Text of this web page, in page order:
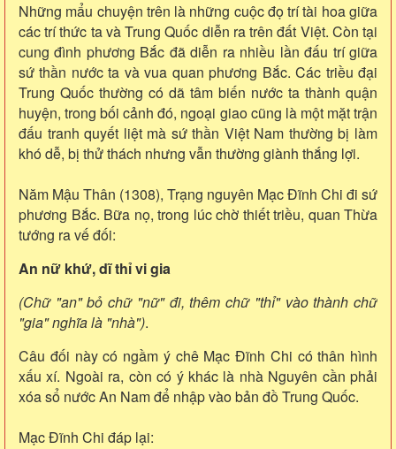
Những mẩu chuyện trên là những cuộc đọ trí tài hoa giữa
các trí thức ta và Trung Quốc diễn ra trên đất Việt. Còn tại
cung đình phương Bắc đã diễn ra nhiều lần đấu trí giữa
sứ thần nước ta và vua quan phương Bắc. Các triều đại
Trung Quốc thường có dã tâm biến nước ta thành quận
huyện, trong bối cảnh đó, ngoại giao cũng là một mặt trận
đấu tranh quyết liệt mà sứ thần Việt Nam thường bị làm
khó dễ, bị thử thách nhưng vẫn thường giành thắng lợi.
Năm Mậu Thân (1308), Trạng nguyên Mạc Đĩnh Chi đi sứ
phương Bắc. Bữa nọ, trong lúc chờ thiết triều, quan Thừa
tướng ra vế đối:
An nữ khứ, dĩ thỉ vi gia
(Chữ "an" bỏ chữ "nữ" đi, thêm chữ "thỉ" vào thành chữ
"gia" nghĩa là "nhà").
Câu đối này có ngầm ý chê Mạc Đĩnh Chi có thân hình
xấu xí. Ngoài ra, còn có ý khác là nhà Nguyên cần phải
xóa sổ nước An Nam để nhập vào bản đồ Trung Quốc.
Mạc Đĩnh Chi đáp lại: